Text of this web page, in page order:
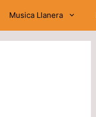
Musica Llanera